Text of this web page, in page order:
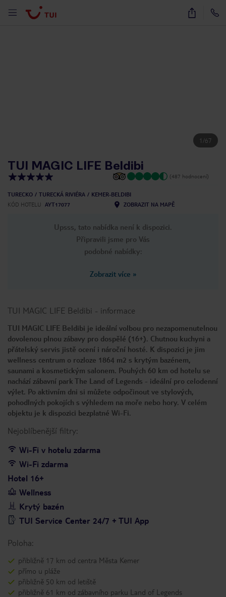
1 /67
TUI MAGIC LIFE Beldibi
(487 hodnocení)
TURECKO TURECKÁ RIVIÉRA
KEMER-BELDIBI
KÓD HOTELU
AYT17077 ZOBRAZIT NA MAPĚ
Upsss, tato nabídka není k dispozici.
Připravili jsme pro Vás
podobné nabídky:
Zobrazit více »
TUI MAGIC LIFE Beldibi - informace
TUI MAGIC LIFE Beldibi je ideální volbou pro nezapomenutelnou
dovolenou plnou zábavy pro dospělé (16+). Chutnou kuchyni a
přátelský servis jistě ocení i nároční hosté. K dispozici je jim
wellness centrum o rozloze 1864 m2 s krytým bazénem,
saunami a kosmetickým salonem. Pouhých 60 km od hotelu se
nachází zábavní park The Land of Legends - ideální pro celodenní
výlet. Po aktivním dni si můžete odpočinout ve stylových,
pohodlných pokojích s výhledem na moře nebo hory. V celém
objektu je k dispozici bezplatné Wi-Fi.
Nejoblíbenější filtry:
Wi-Fi v hotelu zdarma
Wi-Fi zdarma
Hotel 16+
Wellness
Krytý bazén
TUI Service Center 24/7 + TUI App
Poloha:
přibližně 17 km od centra Města Kemer
přímo u pláže
přibližně 50 km od letiště
přibližně 61 km od zábavního parku Land of Legends